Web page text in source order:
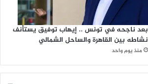
بعد ناجحه في تونس .. إيهاب توفيق يستأنف
نشاطه بين القاهرة والساحل الشمالي
منذ يوم واحد